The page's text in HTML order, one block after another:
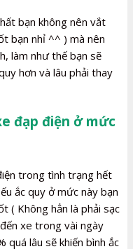
bạn không nên vắt
bạn nhỉ ^^ ) mà nên
làm như thế bạn sẽ
hơn và lâu phải thay
đạp điện ở mức
trong tình trạng hết
ắc quy ở mức này bạn
( Không hẳn là phải sạc
xe trong vài ngày
quá lâu sẽ khiến bình ắc